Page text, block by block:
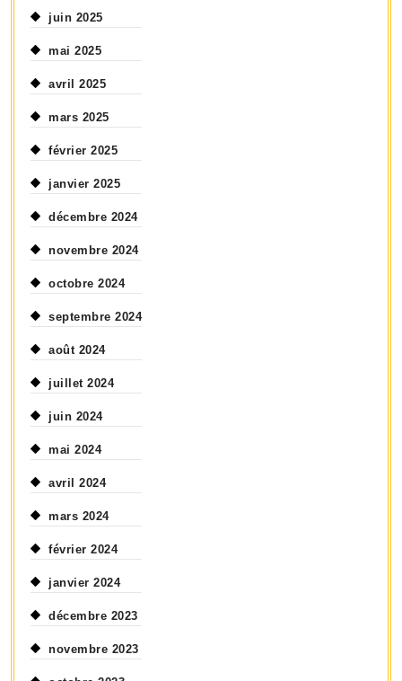
juin 2025
mai 2025
avril 2025
mars 2025
février 2025
janvier 2025
décembre 2024
novembre 2024
octobre 2024
septembre 2024
août 2024
juillet 2024
juin 2024
mai 2024
avril 2024
mars 2024
février 2024
janvier 2024
décembre 2023
novembre 2023